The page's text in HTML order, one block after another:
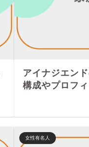
アイナジエン
構成やプロフ
女性有名人